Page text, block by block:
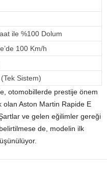
ile %100 Dolum
100 Km/h
Sistem)
otomobillerde prestije önem
olan Aston Martin Rapide E
ve gelen eğilimler gereği
de, modelin ilk